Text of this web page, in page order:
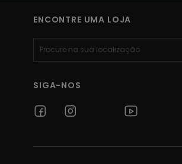
ENCONTRE UMA LOJA
SIGA-NOS